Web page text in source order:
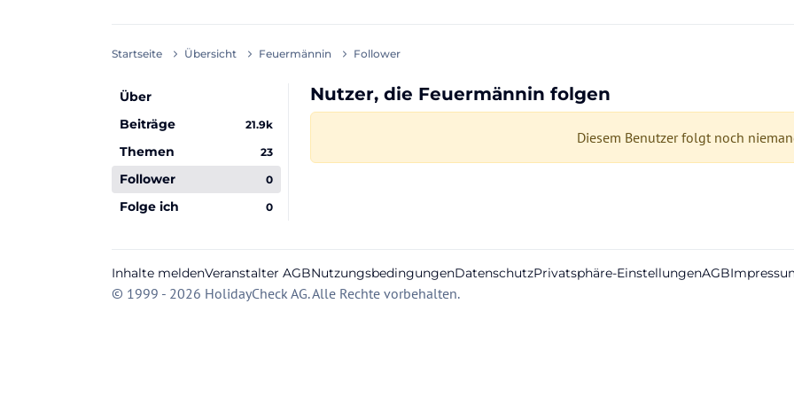
Startseite Übersicht Feuermännin Follower
Über
Beiträge
21.9k
Themen 23
Follower 0
Folge ich 0
Nutzer, die Feuermännin folgen
Diesem Benutzer folgt noch
Inhalte meldenVeranstalter AGBNutzungsbedingungenDatenschutzPrivatsphäre-EinstellungenAGB
© 1999 - 2026 HolidayCheck AG. Alle Rechte vorbehalten.